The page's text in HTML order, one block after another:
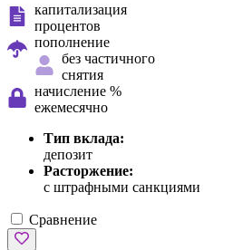
капитализация
процентов
пополнение
без частичного
снятия
начисление %
ежемесячно
Тип вклада:
депозит
Расторжение:
с штрафными санкциями
Сравнение